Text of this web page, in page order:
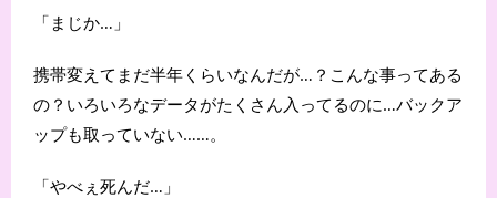
「まじか…」
携帯変えてまだ半年くらいなんだが…？こんな事ってある
の？いろいろなデータがたくさん入ってるのに…バックア
ップも取っていない……。
「やべぇ死んだ…」